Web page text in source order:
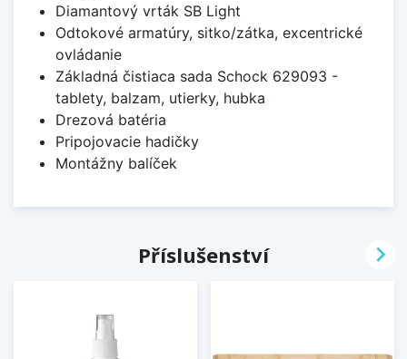
Diamantový vrták SB Light
Odtokové armatúry, sitko/zátka, excentrické
ovládanie
Základná čistiaca sada Schock 629093 -
tablety, balzam, utierky, hubka
Drezová batéria
Pripojovacie hadičky
Montážny balíček
Příslušenství 